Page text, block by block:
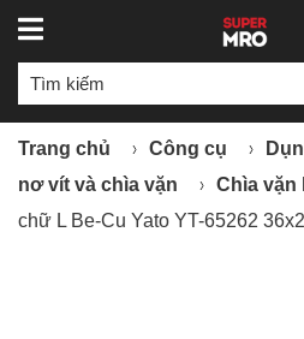
Trang chủ Công cụ
nơ vít và chìa vặn
Chìa vặn
chữ L Be-Cu Yato YT-65262